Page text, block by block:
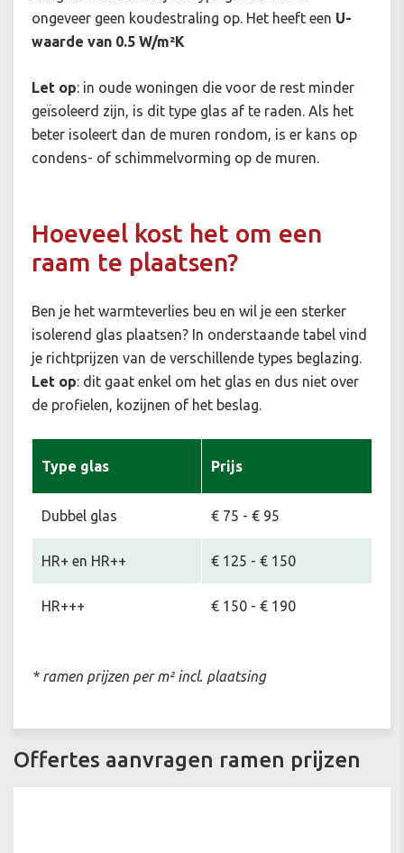
ongeveer geen koudestraling op. Het heeft een U-
waarde van 0.5 W/m²K
Let op: in oude woningen die voor de rest minder
geïsoleerd zijn, is dit type glas af te raden. Als het
beter isoleert dan de muren rondom, is er kans op
condens- of schimmelvorming op de muren.
Hoeveel kost het om een
raam te plaatsen?
Ben je het warmteverlies beu en wil je een sterker
isolerend glas plaatsen? In onderstaande tabel vind
je richtprijzen van de verschillende types beglazing.
Let op: dit gaat enkel om het glas en dus niet over
de profielen, kozijnen of het beslag.
Type glas Prijs
Dubbel glas € 75 - € 95
HR+ en HR++ € 125 - € 150
HR+++ € 150 - € 190
* ramen prijzen per m² incl. plaatsing
Offertes aanvragen ramen prijzen